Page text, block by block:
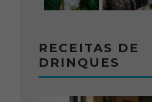
RECEITAS DE
DRINQUES